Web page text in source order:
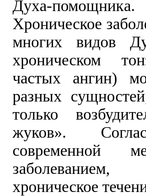
Духа-помощника.
Хроническое
многих видов
хроническом
частых ангин)
разных
только
жуков».
современной
хроническое